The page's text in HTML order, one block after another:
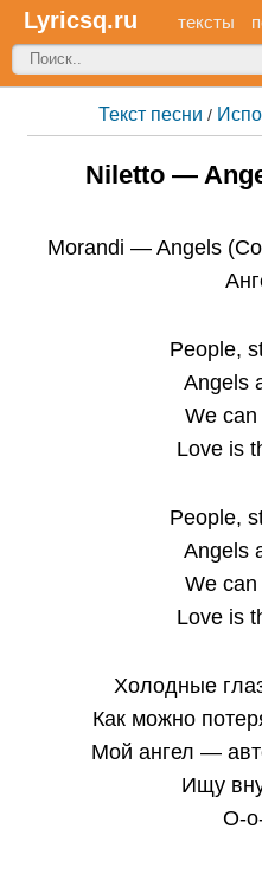
Lyricsq.ru тексты
Текст песни /
Niletto —
Morandi — Angels
People,
Angels
We
Love is
People,
Angels
We
Love is
Холодные
Как можно
Мой ангел —
Ищу
О-